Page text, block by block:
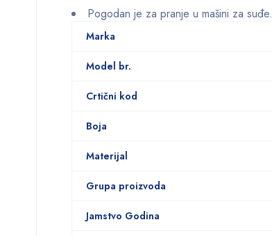
Pogodan je za pranje u mašini za suđe.
Marka
Model br.
Crtični kod
Boja
Materijal
Grupa proizvoda
Jamstvo Godina